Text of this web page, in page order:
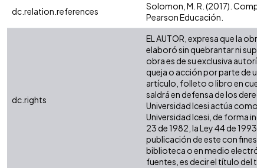
dc.relation.references
Solomon, M. R. (2017).
Pearson Educación.
dc.rights
EL AUTOR, expresa que la
elaboró sin quebrantar ni
obra es de su exclusiva
queja o acción por parte de
artículo, folleto o libro en
saldrá en defensa de los
Universidad Icesi actúa como
Universidad Icesi, de forma
23 de 1982, la Ley 44 de
publicación de este con fines
biblioteca o en medio
fuentes, es decir el título del